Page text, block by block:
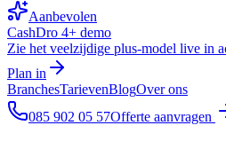
Aanbevolen
CashDro 4+ demo
Zie het veelzijdige plus-model live in
Plan in
BranchesTarievenBlogOver ons
085 902 05 57Offerte aanvragen